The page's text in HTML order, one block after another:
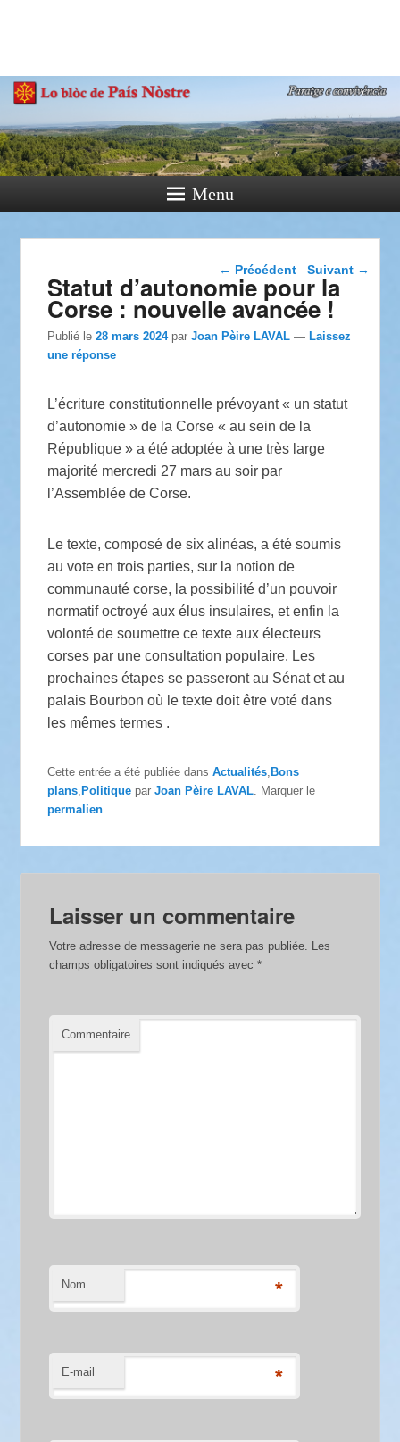
Paratge e Convivència
Menu
Navigation dans les
articles
← Précédent Suivant →
Statut d’autonomie pour la
Corse : nouvelle avancée !
Publié le28 mars 2024 parJoan Pèire LAVAL —Laissez
une réponse
L’écriture constitutionnelle prévoyant « un statut
d’autonomie » de la Corse « au sein de la
République » a été adoptée à une très large
majorité mercredi 27 mars au soir par
l’Assemblée de Corse.
Le texte, composé de six alinéas, a été soumis
au vote en trois parties, sur la notion de
communauté corse, la possibilité d’un pouvoir
normatif octroyé aux élus insulaires, et enfin la
volonté de soumettre ce texte aux électeurs
corses par une consultation populaire. Les
prochaines étapes se passeront au Sénat et au
palais Bourbon où le texte doit être voté dans
les mêmes termes .
Cette entrée a été publiée dansActualités ,Bons
plans ,Politique parJoan Pèire LAVAL . Marquer le
permalien
Laisser un commentaire
Votre adresse de messagerie ne sera pas publiée. Les
champs obligatoires sont indiqués avec*
Commentaire
Nom *
E-mail *